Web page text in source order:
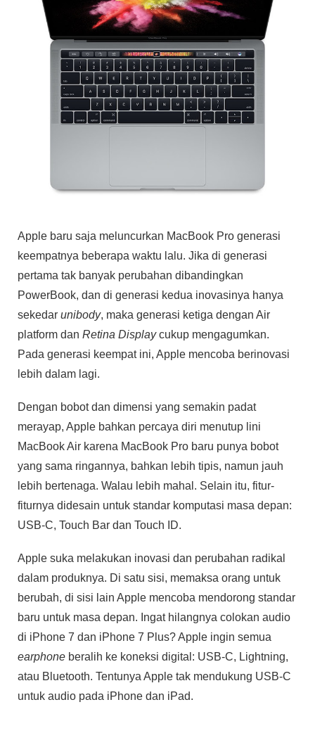
Apple baru saja meluncurkan MacBook Pro generasi
keempatnya beberapa waktu lalu. Jika di generasi
pertama tak banyak perubahan dibandingkan
PowerBook, dan di generasi kedua inovasinya hanya
sekedar unibody, maka generasi ketiga dengan Air
platform dan Retina Displaycukup mengagumkan.
Pada generasi keempat ini, Apple mencoba berinovasi
lebih dalam lagi.
Dengan bobot dan dimensi yang semakin padat
merayap, Apple bahkan percaya diri menutup lini
MacBook Air karena MacBook Pro baru punya bobot
yang sama ringannya, bahkan lebih tipis, namun jauh
lebih bertenaga. Walau lebih mahal. Selain itu, fitur-
fiturnya didesain untuk standar komputasi masa depan:
USB-C, Touch Bar dan Touch ID.
Apple suka melakukan inovasi dan perubahan radikal
dalam produknya. Di satu sisi, memaksa orang untuk
berubah, di sisi lain Apple mencoba mendorong standar
baru untuk masa depan. Ingat hilangnya colokan audio
di iPhone 7 dan iPhone 7 Plus? Apple ingin semua
earphone beralih ke koneksi digital: USB-C, Lightning,
atau Bluetooth. Tentunya Apple tak mendukung USB-C
untuk audio pada iPhone dan iPad.